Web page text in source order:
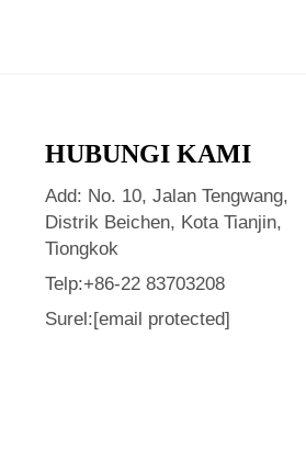
HUBUNGI KAMI
Add: No. 10, Jalan Tengwang,
Distrik Beichen, Kota Tianjin,
Tiongkok
Telp:+86-22 83703208
Surel:[email protected]